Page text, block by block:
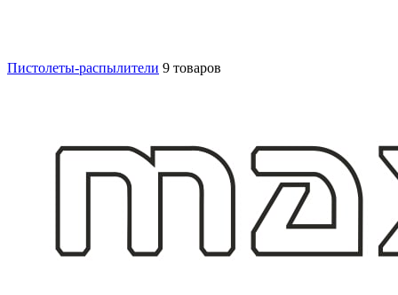
Пистолеты-распылители 9 товаров